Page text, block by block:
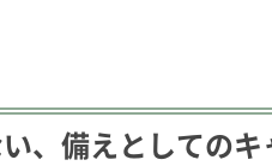
、備えとしての